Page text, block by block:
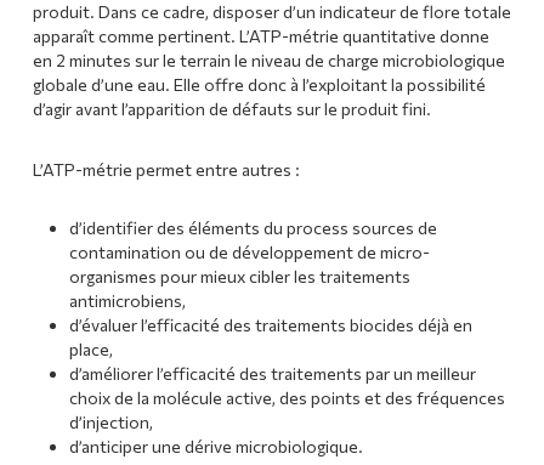
produit. Dans ce cadre, disposer d’un indicateur de flore totale
apparaît comme pertinent. L’ATP-métrie quantitative donne
en 2 minutes sur le terrain le niveau de charge microbiologique
globale d’une eau. Elle offre donc à l’exploitant la possibilité
d’agir avant l’apparition de défauts sur le produit fini.
L’ATP-métrie permet entre autres :
d’identifier des éléments du process sources de
contamination ou de développement de micro-
organismes pour mieux cibler les traitements
antimicrobiens,
d’évaluer l’efficacité des traitements biocides déjà en
place,
d’améliorer l’efficacité des traitements par un meilleur
choix de la molécule active, des points et des fréquences
d’injection,
d’anticiper une dérive microbiologique.